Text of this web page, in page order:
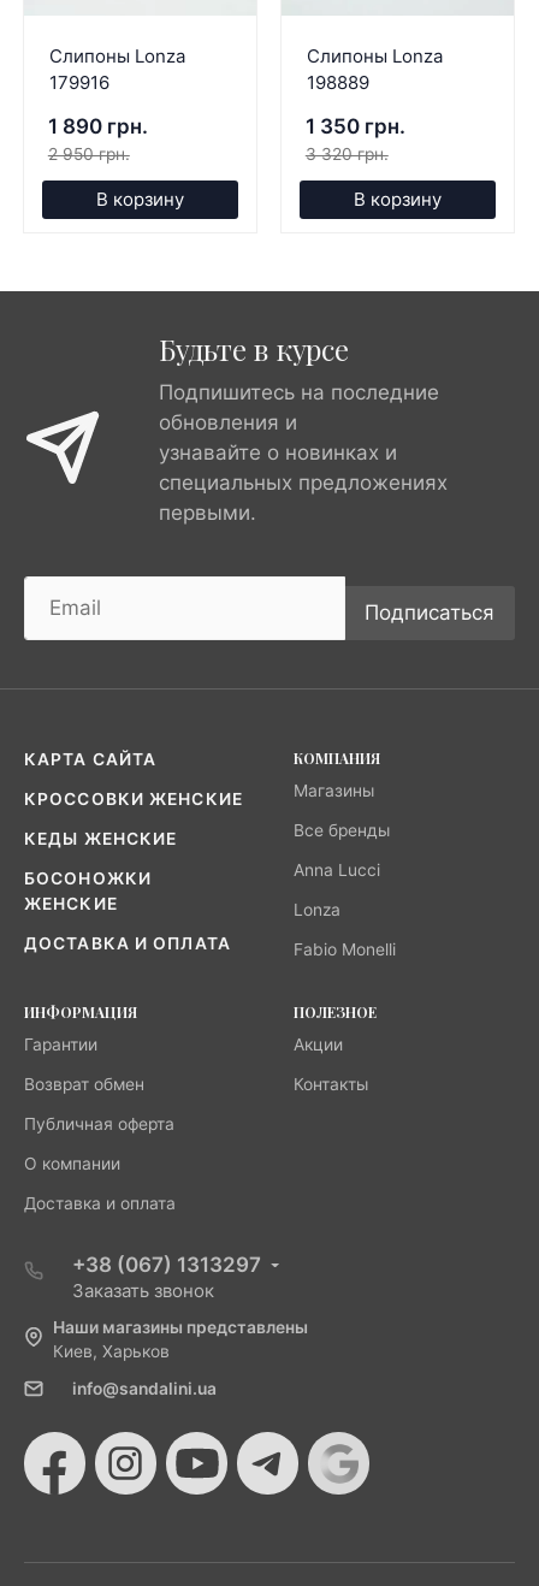
Слипоны Lonza
179916
1 890 грн.
2 950 грн.
В корзину
Слипоны Lonza
198889
1 350 грн.
3 320 грн.
В корзину
Будьте в курсе
Подпишитесь на последние
обновления и
узнавайте о новинках и
специальных предложениях
первыми.
Подписаться
КАРТА САЙТА
КРОССОВКИ ЖЕНСКИЕ
КЕДЫ ЖЕНСКИЕ
БОСОНОЖКИ
ЖЕНСКИЕ
ДОСТАВКА И ОПЛАТА
КОМПАНИЯ
Магазины
Все бренды
Anna Lucci
Lonza
Fabio Monelli
ИНФОРМАЦИЯ
Гарантии
Возврат обмен
Публичная оферта
О компании
Доставка и оплата
ПОЛЕЗНОЕ
Акции
Контакты
+38 (067) 1313297
Заказать звонок
Наши магазины представлены
Киев, Харьков
info@sandalini.ua